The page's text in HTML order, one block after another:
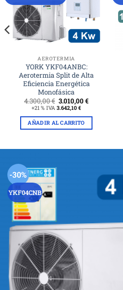
AEROTERMIA
YORK YKF04ANBC:
Aerotermia Split de Alta
Eficiencia Energética
Monofásica
4.300,00€ El
precio
original
era:
4.300,00 €.
3.010,00€El
es:
+21 % IVA 3.642,10 €
AÑADIR AL CARRITO
-30%
YKF04CNB